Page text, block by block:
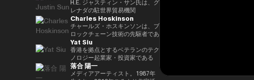
選で78,797票を得て3期目当選 平
成28(2016)年 民進党代表選に出
馬。党幹事長代理を拝命 平成
29(2017)年 第48回衆院選で
82,345票を得て4期目当選(希望
の党公認、香川2区) 希望の党共
同代表選に出馬。希望の党代表
(11月〜) 平成30(2018)年 国民民
主党共同代表(5月~9月) 国民民主
党代表(9月~) 令和2(2020)年 分党
政務官（第2次高市内閣）
ノベーション戦略本部、AI・
Web3小委員会の各事務局長。
部会長、政務調査会副会長、内閣
府（IT担当）大臣政務官、国土交
通副大臣、内閣常任委員長等を歴
任し、自民党IT戦略特命委員会委
員長として、自民党のIT政策を主
導。平成30年10月第4次安倍改造
内閣にてIT担当大臣、内閣府特命
担当(科学技術・知的財産戦略・
クールジャパン戦略・宇宙政策)
大臣就任。令和2年菅内閣にてデ
たビジネスと公共政策の想像とデ
ザイン。多分野の学術誌・学会に
研究を発表、多くの企業や自治体
と共同事業を行う。報道・討論・
お笑い・アート・ファッションな
ど多様な動画や雑誌の企画や出演
にも関わる。著書『22世紀の資
本主義：やがてお金は絶滅する』
『22世紀の民主主義：選挙はア
ルゴリズムになり、政治家はネコ
H.E. ジャスティン・サン氏は、グ
レナダの駐世界貿易機関
（WTO）大使および元常駐代表
であり、世界をリードするブロッ
クチェーンおよびDAOである
TRON の創設者、さらに世界最
大級の暗号資産取引所の一つ
HTX のアドバイザーを務めてい
ます。 アリババ創業者ジャッ
ク・マー氏の薫陶を受けた人物と
Charles Hoskinson
チャールズ・ホスキンソンは、ブ
ロックチェーン技術の先駆者であ
り、分散型プラットフォーム「カ
ルダノ（Cardano）」の創設者
です。元々はイーサリアムの共同
創設者の一人でもあり、数理論理
学と暗号学に強い背景を持ってい
Yat Siu
香港を拠点とするベテランのテク
ノロジー起業家・投資家である
Yat Siu氏は、Animoca Brands
の共同創業者兼エグゼクティブ・
落合 陽一
メディアアーティスト。1987年